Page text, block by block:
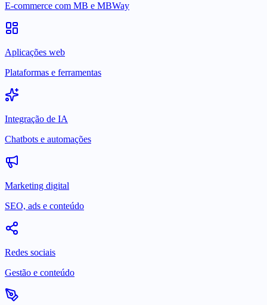
E-commerce com MB e MBWay
Aplicações web
Plataformas e ferramentas
Integração de IA
Chatbots e automações
Marketing digital
SEO, ads e conteúdo
Redes sociais
Gestão e conteúdo